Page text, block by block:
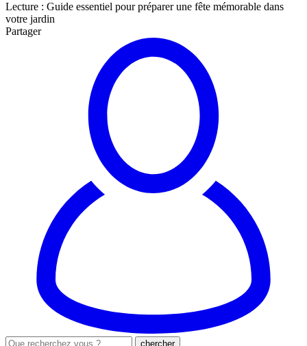
Lecture : Guide essentiel pour préparer une fête mémorable dans
votre jardin
Partager